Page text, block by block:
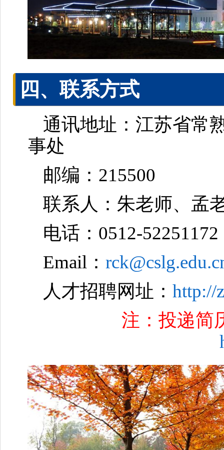
四 、联系方式
通讯地址：江苏省常
事处
邮编：215500
联系人：朱老师、孟
电话：0512-
Email：
人才招聘网址： http://
注：投递简